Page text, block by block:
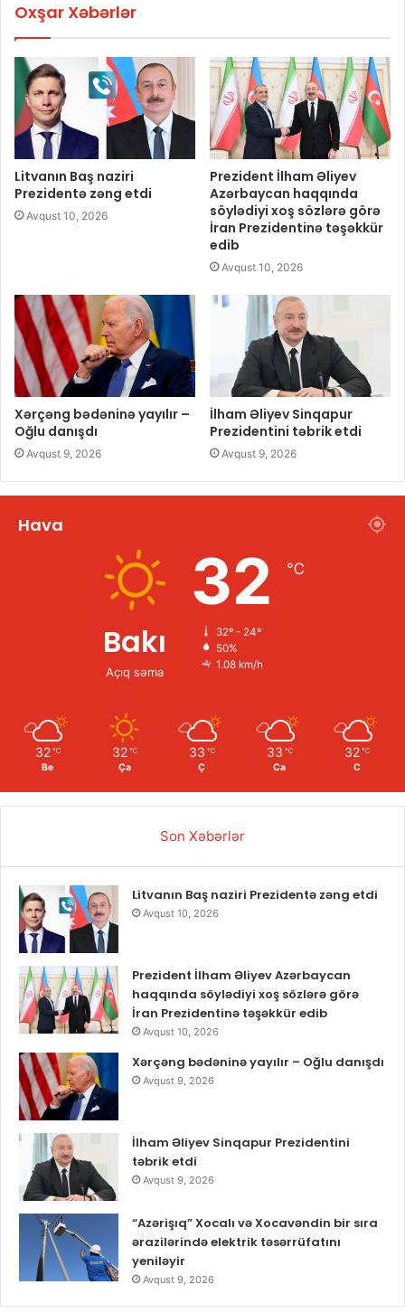
Oxşar Xəbərlər
Litvanın Baş naziri
Prezidentə zəng etdi
Avqust 10, 2026
Prezident İlham Əliyev
Azərbaycan haqqında
söylədiyi xoş sözlərə görə
İran Prezidentinə təşəkkür
edib
Avqust 10, 2026
Xərçəng bədəninə yayılır –
Oğlu danışdı
Avqust 9, 2026
İlham Əliyev Sinqapur
Prezidentini təbrik etdi
Avqust 9, 2026
Hava
Bakı
Açıq səma
32 ℃
32º - 24º
50%
1.08 km/h
32 ℃
Be
32 ℃
Ça
33 ℃
Ç
33 ℃
Ca
32 ℃
C
Son Xəbərlər
Litvanın Baş naziri Prezidentə zəng etdi
Avqust 10, 2026
Prezident İlham Əliyev Azərbaycan
haqqında söylədiyi xoş sözlərə görə
İran Prezidentinə təşəkkür edib
Avqust 10, 2026
Xərçəng bədəninə yayılır – Oğlu danışdı
Avqust 9, 2026
İlham Əliyev Sinqapur Prezidentini
təbrik etdi
Avqust 9, 2026
“Azərişıq” Xocalı və Xocavəndin bir sıra
ərazilərində elektrik təsərrüfatını
yeniləyir
Avqust 9, 2026